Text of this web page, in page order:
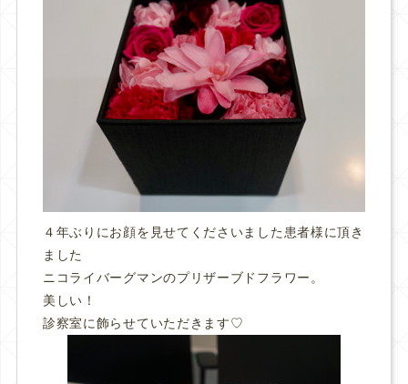
４年ぶりにお顔を見せてくださいました患者様に頂き
ました
ニコライバーグマンのプリザーブドフラワー。
美しい！
診察室に飾らせていただきます♡